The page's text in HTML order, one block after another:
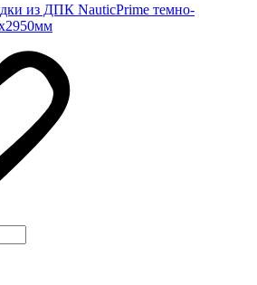
из ДПК NauticPrime темно-